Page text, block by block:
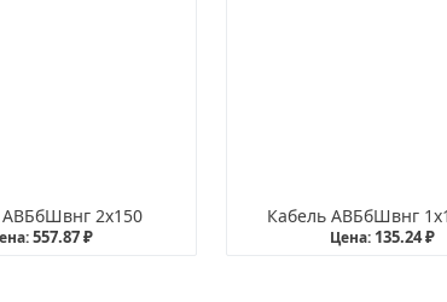
АВБбШвнг 2х150
557.87 ₽
Кабель АВБбШвнг
Цена: 135.24 ₽